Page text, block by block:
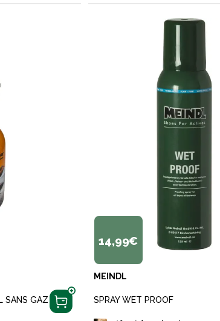
SANS GAZ
14,99€
MEINDL
SPRAY WET PROOF